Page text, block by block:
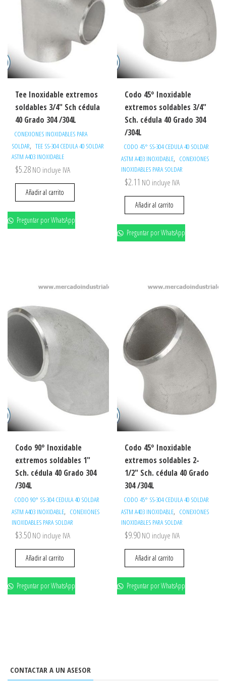
Tee Inoxidable extremos
soldables 3/4″ Sch cédula
40 Grado 304 /304L
CONEXIONES INOXIDABLES PARA
SOLDAR, TEE SS-304 CEDULA 40 SOLDAR
ASTM A403 INOXIDABLE
$5.28 NO incluye IVA
Añadir al carrito
Preguntar por WhatsApp
Codo 45° Inoxidable
extremos soldables 3/4″
Sch. cédula 40 Grado 304
/304L
CODO 45° SS-304 CEDULA 40 SOLDAR
ASTM A403 INOXIDABLE, CONEXIONES
INOXIDABLES PARA SOLDAR
$2.11 NO incluye IVA
Añadir al carrito
Preguntar por WhatsApp
Codo 90° Inoxidable
extremos soldables 1″
Sch. cédula 40 Grado 304
/304L
CODO 90° SS-304 CEDULA 40 SOLDAR
ASTM A403 INOXIDABLE, CONEXIONES
INOXIDABLES PARA SOLDAR
$3.50 NO incluye IVA
Añadir al carrito
Preguntar por WhatsApp
Codo 45° Inoxidable
extremos soldables 2-
1/2″ Sch. cédula 40 Grado
304 /304L
CODO 45° SS-304 CEDULA 40 SOLDAR
ASTM A403 INOXIDABLE, CONEXIONES
INOXIDABLES PARA SOLDAR
$9.90 NO incluye IVA
Añadir al carrito
Preguntar por WhatsApp
CONTACTAR A UN ASESOR